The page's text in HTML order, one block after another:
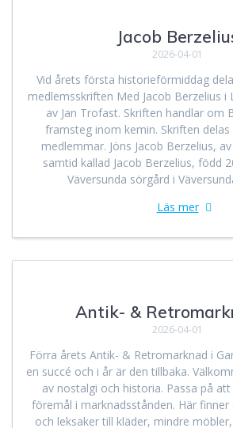
Jacob
2026-04-01
Vid årets första historieförmiddag
medlemsskriften Med Jacob Berzelius
av Jan Trofast. Skriften handlar om
framsteg inom kemin. Skriften
medlemmar. Jöns Jacob Berzelius,
samtid kallad Jacob Berzelius, född
Väversunda sörgård i
Läs mer
Antik- &
2026-04-01
Förra årets Antik- & Retromarknad i
en succé och i år är den tillbaka.
av nostalgi och historia. Passa på
föremål i marknadsstånden. Här
och leksaker till kläder, mindre